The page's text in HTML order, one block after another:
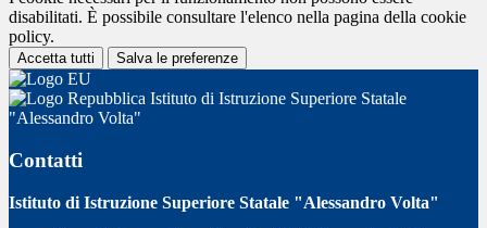
disabilitati. È possibile consultare l'elenco nella pagina della cookie
policy.
Accetta tutti Salva le preferenze
Istituto di Istruzione Superiore Statale
"Alessandro Volta"
Contatti
Istituto di Istruzione Superiore Statale "Alessandro Volta"